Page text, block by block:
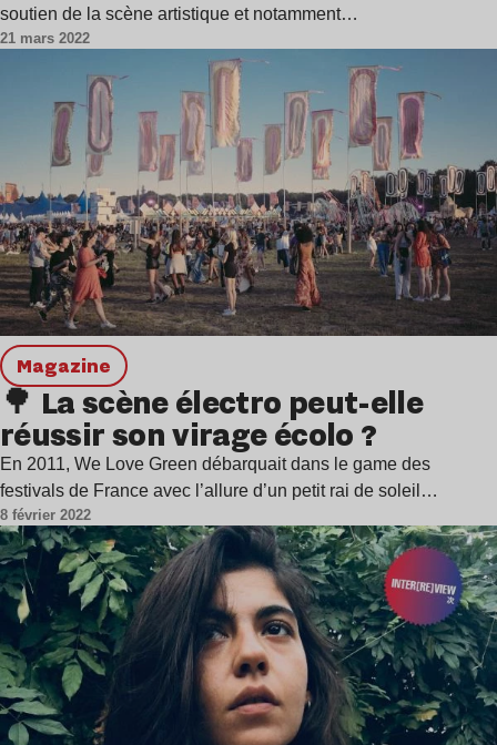
soutien de la scène artistique et notamment…
21 mars 2022
magazine
🌳 La scène électro peut-elle
réussir son virage écolo ?
En 2011, We Love Green débarquait dans le game des
festivals de France avec l’allure d’un petit rai de soleil…
8 février 2022